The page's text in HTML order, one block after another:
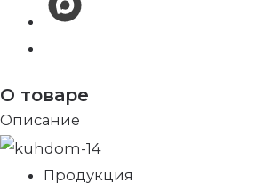
О товаре
Описание
Продукция